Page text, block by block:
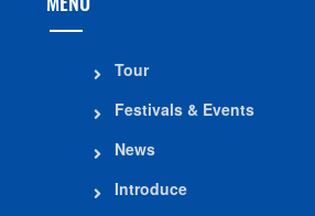
Tour
Festivals & Events
News
Introduce